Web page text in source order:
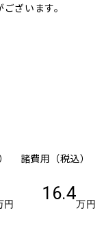
ざいます。
円
諸費用（税込）
16.4
万円